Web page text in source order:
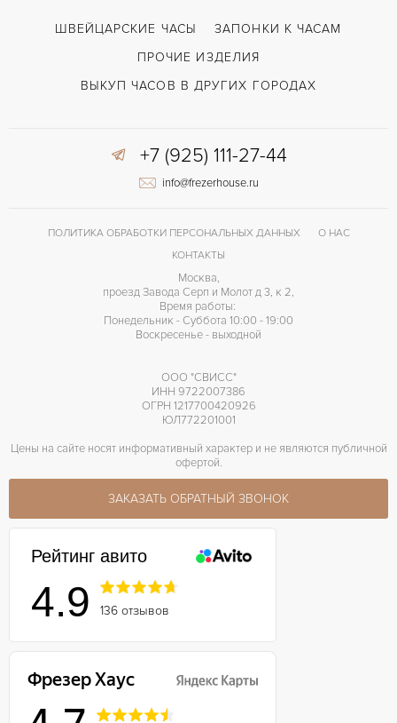
Застежка с помощью шипа
ШВЕЙЦАРСКИЕ ЧАСЫ
ЗАПОНКИ К ЧАСАМ
ПРОЧИЕ ИЗДЕЛИЯ
ВЫКУП ЧАСОВ В ДРУГИХ ГОРОДАХ
+7 (925) 111-27-44
info@frezerhouse.ru
ПОЛИТИКА ОБРАБОТКИ ПЕРСОНАЛЬНЫХ ДАННЫХ
О НАС
КОНТАКТЫ
Москва,
проезд Завода Серп и Молот д 3, к 2,
Время работы:
Понедельник - Суббота 10:00 - 19:00
Воскресенье - выходной
ООО "СВИСС"
ИНН 9722007386
ОГРН 1217700420926
ЮЛ772201001
Цены на сайте носят информативный характер и не являются публичной
офертой.
ЗАКАЗАТЬ ОБРАТНЫЙ ЗВОНОК
Рейтинг авито
4.9 136 отзывов